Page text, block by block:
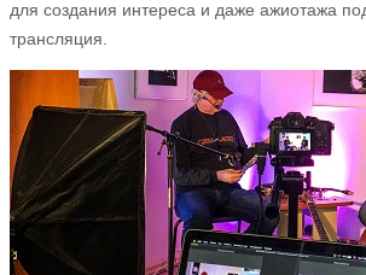
для создания интереса и даже ажиотажа
трансляция.